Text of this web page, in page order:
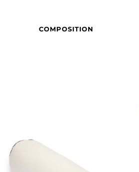
COMPOSITION